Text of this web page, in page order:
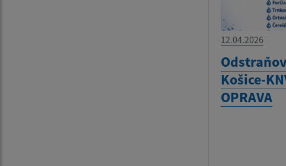
12.04.2026
Košice-
OPRAVA